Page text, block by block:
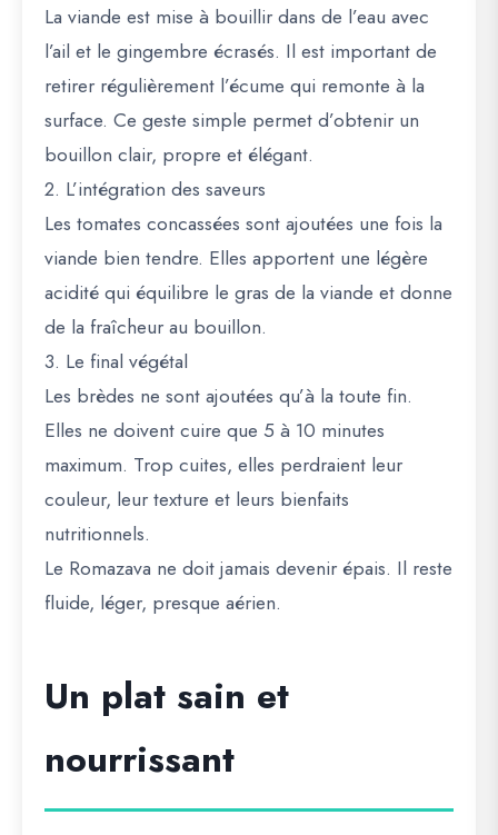
La viande est mise à bouillir dans de l’eau avec
l’ail et le gingembre écrasés. Il est important de
retirer régulièrement l’écume qui remonte à la
surface. Ce geste simple permet d’obtenir un
bouillon clair, propre et élégant.
2. L’intégration des saveurs
Les tomates concassées sont ajoutées une fois la
viande bien tendre. Elles apportent une légère
acidité qui équilibre le gras de la viande et donne
de la fraîcheur au bouillon.
3. Le final végétal
Les brèdes ne sont ajoutées qu’à la toute fin.
Elles ne doivent cuire que 5 à 10 minutes
maximum. Trop cuites, elles perdraient leur
couleur, leur texture et leurs bienfaits
nutritionnels.
Le Romazava ne doit jamais devenir épais. Il reste
fluide, léger, presque aérien.
Un plat sain et
nourrissant